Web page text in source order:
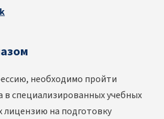
необходимо пройти
в специализированных учебных
на подготовку